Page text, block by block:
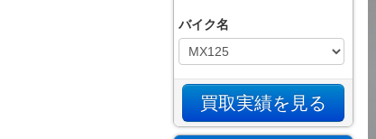
バイク名